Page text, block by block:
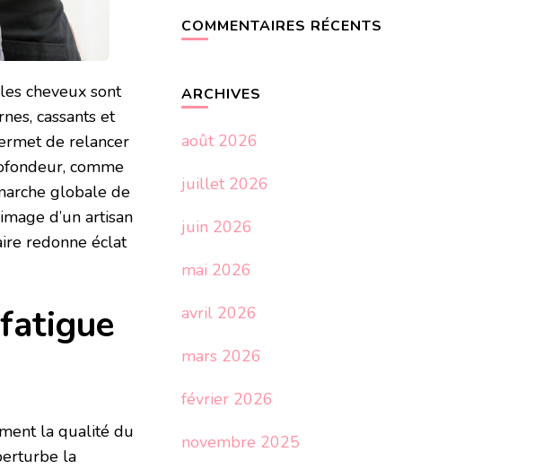
cheveux sont
cassants et
de relancer
comme
globale de
d’un artisan
redonne éclat
la qualité du
la
COMMENTAIRES RÉCENTS
ARCHIVES
août 2026
juillet 2026
juin 2026
mai 2026
avril 2026
mars 2026
février 2026
novembre 2025